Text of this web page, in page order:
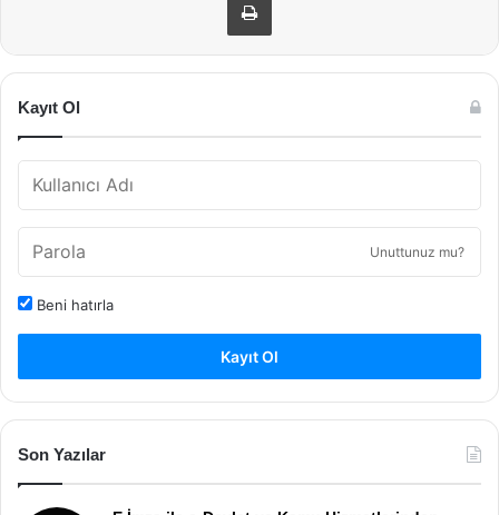
Kayıt Ol
Unuttunuz mu?
Beni hatırla
Kayıt Ol
Son Yazılar